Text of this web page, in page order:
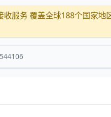
收服务 覆盖全球188个国